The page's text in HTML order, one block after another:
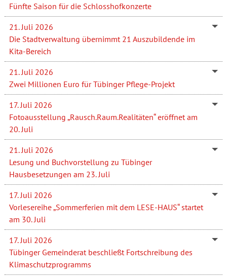
Fünfte Saison für die Schlosshofkonzerte
21. Juli 2026
Die Stadtverwaltung übernimmt 21 Auszubildende im
Kita-Bereich
21. Juli 2026
Zwei Millionen Euro für Tübinger Pflege-Projekt
17. Juli 2026
Fotoausstellung „Rausch.Raum.Realitäten“ eröffnet am
20. Juli
21. Juli 2026
Lesung und Buchvorstellung zu Tübinger
Hausbesetzungen am 23. Juli
17. Juli 2026
Vorlesereihe „Sommerferien mit dem LESE-HAUS“ startet
am 30. Juli
17. Juli 2026
Tübinger Gemeinderat beschließt Fortschreibung des
Klimaschutzprogramms